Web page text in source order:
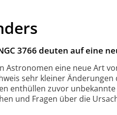
3766 deuten auf eine
Astronomen eine neue Art
sehr kleiner Änderungen
enthüllen zuvor unbekannte
und Fragen über die